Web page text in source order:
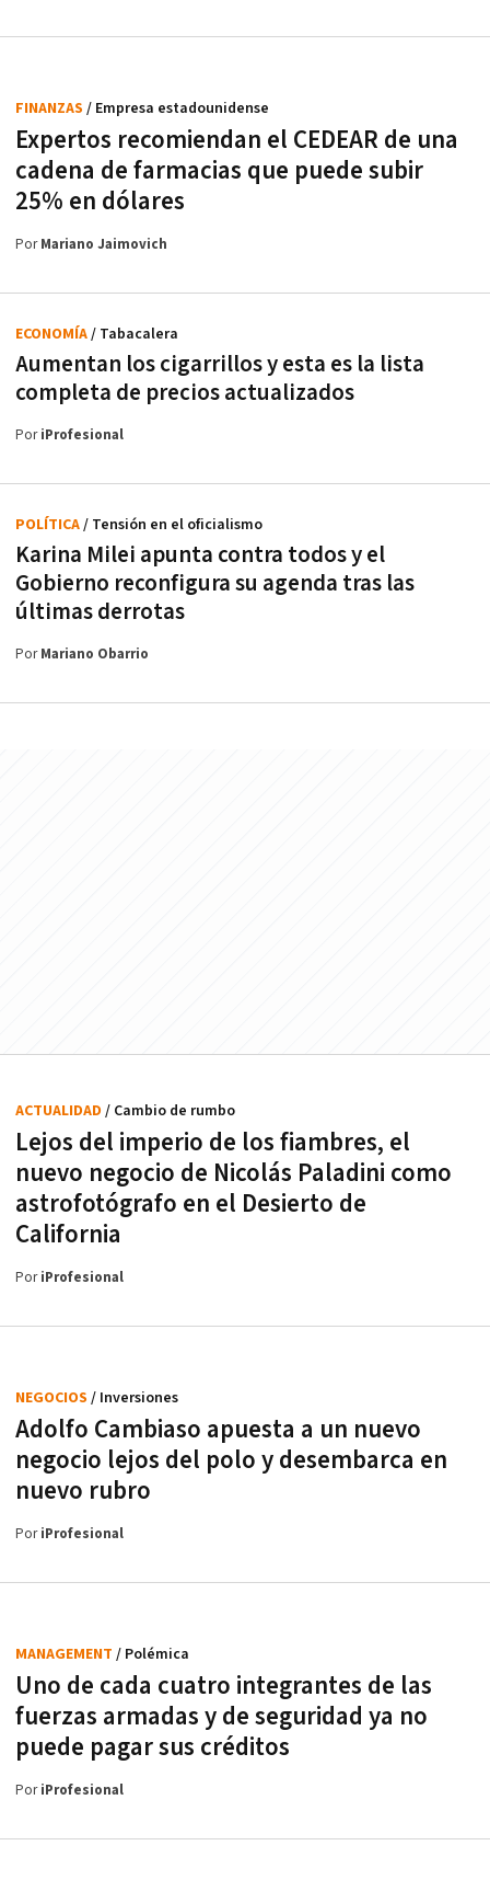
Expertos recomiendan el CEDEAR de una
cadena de farmacias que puede subir
25% en dólares
FINANZAS / Empresa estadounidense
PorMariano Jaimovich
Aumentan los cigarrillos y esta es la lista
completa de precios actualizados
ECONOMÍA/ Tabacalera
PoriProfesional
Karina Milei apunta contra todos y el
Gobierno reconfigura su agenda tras las
últimas derrotas
POLÍTICA/ Tensión en el oficialismo
PorMariano Obarrio
Lejos del imperio de los fiambres, el
nuevo negocio de Nicolás Paladini como
astrofotógrafo en el Desierto de
California
ACTUALIDAD / Cambio de rumbo
PoriProfesional
Adolfo Cambiaso apuesta a un nuevo
negocio lejos del polo y desembarca en
nuevo rubro
NEGOCIOS / Inversiones
PoriProfesional
Uno de cada cuatro integrantes de las
fuerzas armadas y de seguridad ya no
puede pagar sus créditos
MANAGEMENT / Polémica
PoriProfesional